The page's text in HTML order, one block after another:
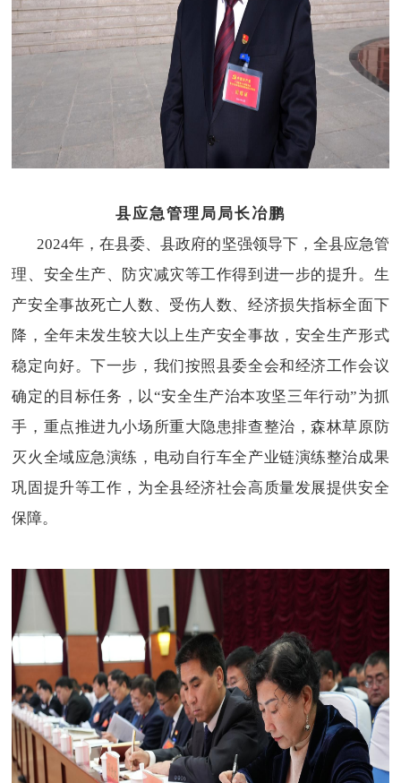
县应急管理局局长冶鹏
2024年，在县委、县政府的坚强领导下，全县应急管
理、安全生产、防灾减灾等工作得到进一步的提升。生
产安全事故死亡人数、受伤人数、经济损失指标全面下
降，全年未发生较大以上生产安全事故，安全生产形式
稳定向好。下一步，我们按照县委全会和经济工作会议
确定的目标任务，以“安全生产治本攻坚三年行动”为抓
手，重点推进九小场所重大隐患排查整治，森林草原防
灭火全域应急演练，电动自行车全产业链演练整治成果
巩固提升等工作，为全县经济社会高质量发展提供安全
保障。